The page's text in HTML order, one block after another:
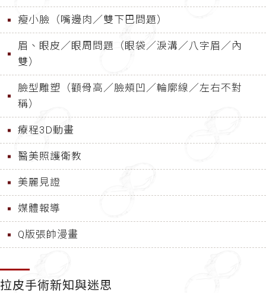
瘦小臉（嘴邊肉／雙下巴問題）
眉、眼皮／眼周問題（眼袋／淚溝／八字眉／內
雙）
臉型雕塑（顴骨高／臉頰凹／輪廓線／左右不對
稱）
療程3D動畫
醫美照護衛教
美麗見證
媒體報導
Q版張帥漫畫
拉皮手術新知與迷思